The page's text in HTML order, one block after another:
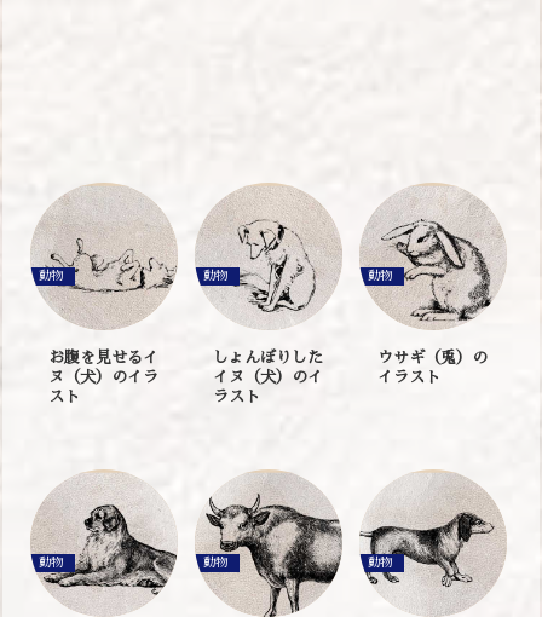
動物
お腹を見せるイ
ヌ（犬）のイラ
スト
動物
しょんぼりした
イヌ（犬）のイ
ラスト
動物
ウサギ（兎）の
イラスト
動物 動物 動物